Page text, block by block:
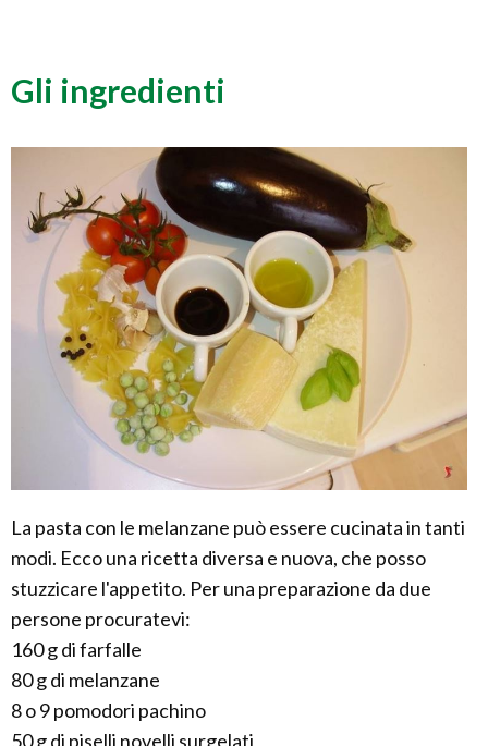
Gli ingredienti
La pasta con le melanzane può essere cucinata in tanti
modi. Ecco una ricetta diversa e nuova, che posso
stuzzicare l'appetito. Per una preparazione da due
persone procuratevi:
160 g di farfalle
80 g di melanzane
8 o 9 pomodori pachino
50 g di piselli novelli surgelati